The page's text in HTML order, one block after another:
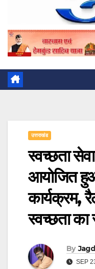
उत्तराखंड
स्वच्छता
आयोजित
कार्यक्रम,
स्वच्छता
By
SEP